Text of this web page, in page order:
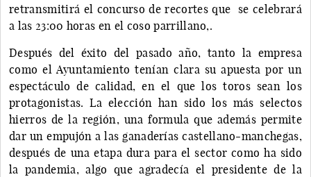
retransmitirá el concurso de recortes que se celebrará
a las 23:00 horas en el coso parrillano,.
Después del éxito del pasado año, tanto la empresa
como el Ayuntamiento tenían clara su apuesta por un
espectáculo de calidad, en el que los toros sean los
protagonistas. La elección han sido los más selectos
hierros de la región, una formula que además permite
dar un empujón a las ganaderías castellano-manchegas,
después de una etapa dura para el sector como ha sido
la pandemia, algo que agradecía el presidente de la